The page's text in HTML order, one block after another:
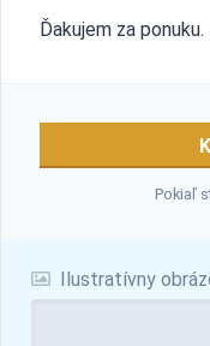
Ilustratívny
Ďakujem za ponuku.
Pokiaľ